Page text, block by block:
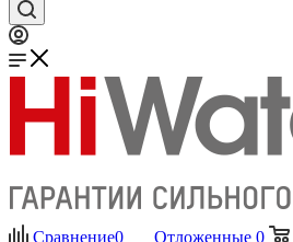
Сравнение0 Отложенные 0